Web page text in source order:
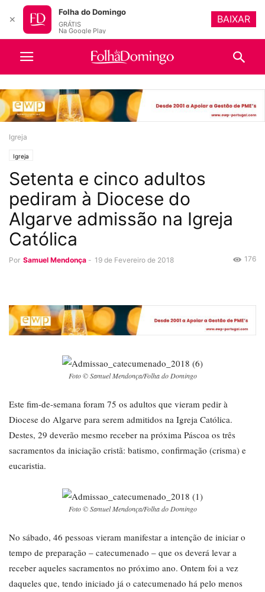
Igreja
Igreja
Setenta e cinco adultos
pediram à Diocese do
Algarve admissão na Igreja
Católica
Por Samuel Mendonça - 19 de Fevereiro de 2018 176
Foto © Samuel Mendonça/Folha do Domingo
Este fim-de-semana foram 75 os adultos que vieram pedir à
Diocese do Algarve para serem admitidos na Igreja Católica.
Destes, 29 deverão mesmo receber na próxima Páscoa os três
sacramentos da iniciação cristã: batismo, confirmação (crisma) e
eucaristia.
Foto © Samuel Mendonça/Folha do Domingo
No sábado, 46 pessoas vieram manifestar a intenção de iniciar o
tempo de preparação – catecumenado – que os deverá levar a
receber aqueles sacramentos no próximo ano. Ontem foi a vez
daqueles que, tendo iniciado já o catecumenado há pelo menos
✕
Folha do Domingo
GRÁTIS
Na Google Play
BAIXAR